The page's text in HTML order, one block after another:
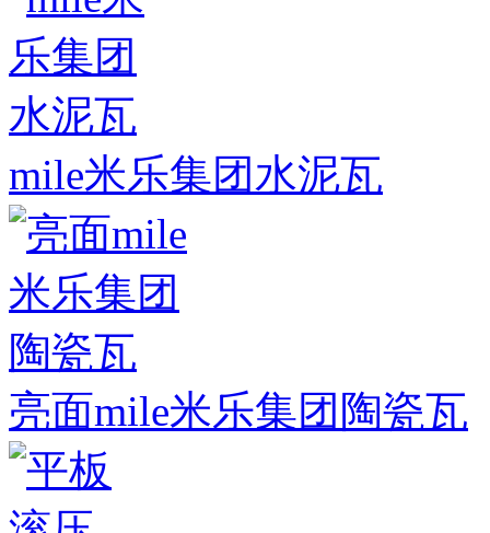
mile米乐集团水泥瓦
亮面mile米乐集团陶瓷瓦